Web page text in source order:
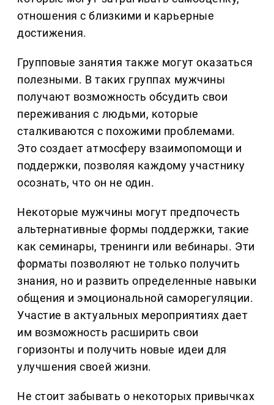
отношения с близкими и карьерные
достижения.
Групповые занятия также могут оказаться
полезными. В таких группах мужчины
получают возможность обсудить свои
переживания с людьми, которые
сталкиваются с похожими проблемами.
Это создает атмосферу взаимопомощи и
поддержки, позволяя каждому участнику
осознать, что он не один.
Некоторые мужчины могут предпочесть
альтернативные формы поддержки, такие
как семинары, тренинги или вебинары. Эти
форматы позволяют не только получить
знания, но и развить определенные навыки
общения и эмоциональной саморегуляции.
Участие в актуальных мероприятиях дает
им возможность расширить свои
горизонты и получить новые идеи для
улучшения своей жизни.
Не стоит забывать о некоторых привычках